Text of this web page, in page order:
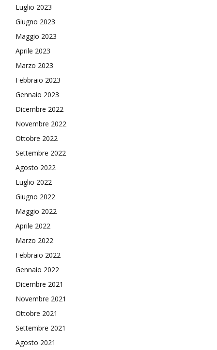
Luglio 2023
Giugno 2023
Maggio 2023
Aprile 2023
Marzo 2023
Febbraio 2023
Gennaio 2023
Dicembre 2022
Novembre 2022
Ottobre 2022
Settembre 2022
Agosto 2022
Luglio 2022
Giugno 2022
Maggio 2022
Aprile 2022
Marzo 2022
Febbraio 2022
Gennaio 2022
Dicembre 2021
Novembre 2021
Ottobre 2021
Settembre 2021
Agosto 2021